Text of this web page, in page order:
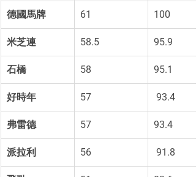
德國馬牌 61 100
米芝連 58.5 95.9
石橋 58 95.1
好時年 57 93.4
弗雷德 57 93.4
派拉利 56 91.8